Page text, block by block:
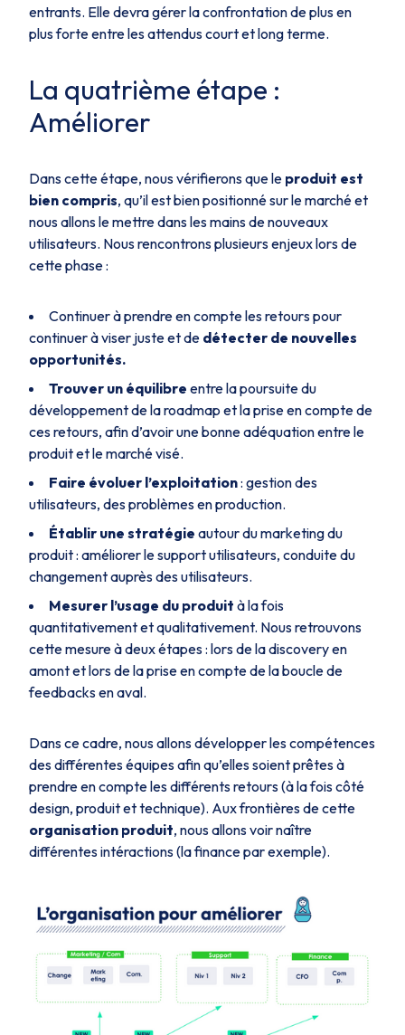
entrants. Elle devra gérer la confrontation de plus en
plus forte entre les attendus court et long terme.
La quatrième étape :
Améliorer
Dans cette étape, nous vérifierons que le produit est
bien compris, qu’il est bien positionné sur le marché et
nous allons le mettre dans les mains de nouveaux
utilisateurs. Nous rencontrons plusieurs enjeux lors de
cette phase :
Continuer à prendre en compte les retours pour
continuer à viser juste et de détecter de nouvelles
opportunités.
Trouver un équilibre entre la poursuite du
développement de la roadmap et la prise en compte de
ces retours, afin d’avoir une bonne adéquation entre le
produit et le marché visé.
Faire évoluer l’exploitation: gestion des
utilisateurs, des problèmes en production.
Établir une stratégie autour du marketing du
produit : améliorer le support utilisateurs, conduite du
changement auprès des utilisateurs.
Mesurer l’usage du produit à la fois
quantitativement et qualitativement. Nous retrouvons
cette mesure à deux étapes : lors de la discovery en
amont et lors de la prise en compte de la boucle de
feedbacks en aval.
Dans ce cadre, nous allons développer les compétences
des différentes équipes afin qu’elles soient prêtes à
prendre en compte les différents retours (à la fois côté
design, produit et technique). Aux frontières de cette
organisation produit, nous allons voir naître
différentes intéractions (la finance par exemple).